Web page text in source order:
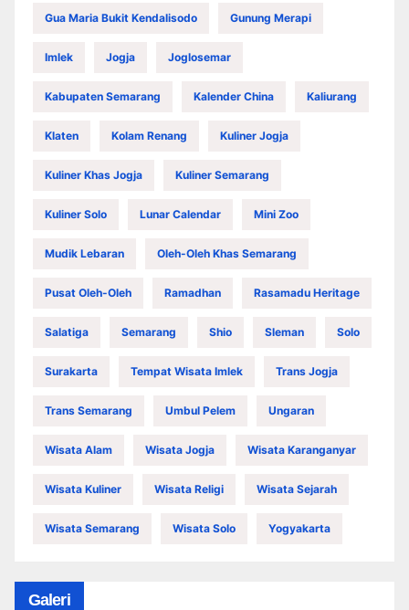
Gua Maria Bukit Kendalisodo Gunung Merapi
Imlek Jogja Joglosemar
Kabupaten Semarang Kalender China Kaliurang
Klaten Kolam Renang Kuliner Jogja
Kuliner Khas Jogja Kuliner Semarang
Kuliner Solo Lunar Calendar Mini Zoo
Mudik Lebaran Oleh-Oleh Khas Semarang
Pusat Oleh-Oleh Ramadhan Rasamadu Heritage
Salatiga Semarang Shio Sleman Solo
Surakarta Tempat Wisata Imlek Trans Jogja
Trans Semarang Umbul Pelem Ungaran
Wisata Alam Wisata Jogja Wisata Karanganyar
Wisata Kuliner Wisata Religi Wisata Sejarah
Wisata Semarang Wisata Solo Yogyakarta
Galeri